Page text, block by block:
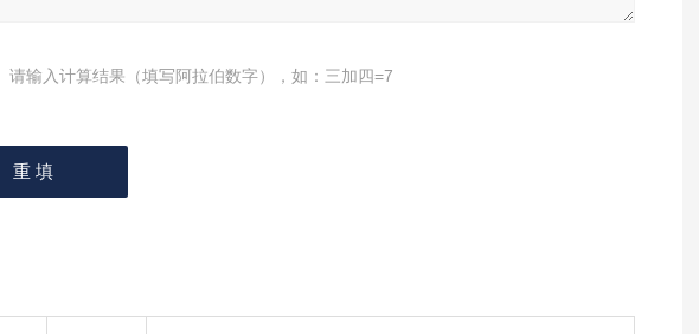
请输入计算结果（填写阿拉伯数字），如：三加四=7